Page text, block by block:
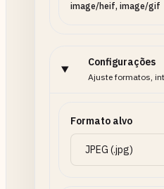
image/heif, image/gif
Configurações
Ajuste formatos,
Formato alvo